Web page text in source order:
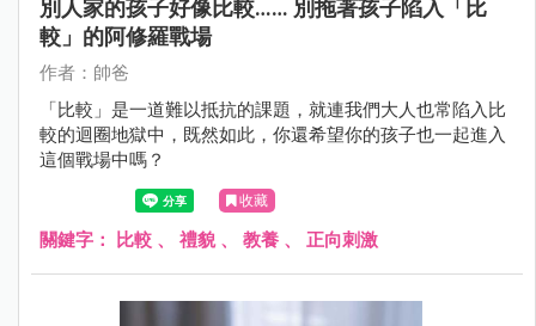
別人家的孩子好像比較…… 別拖著孩子陷入「比
較」的阿修羅戰場
作者：帥爸
「比較」是一道難以抵抗的課題，就連我們大人也常陷入比
較的迴圈地獄中，既然如此，你還希望你的孩子也一起進入
這個戰場中嗎？
收藏
關鍵字： 比較 、 禮貌、 教養 、 正向刺激